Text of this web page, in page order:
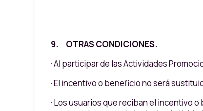
9. OTRAS CONDICIONES.
· Al participar de las Actividades
· El incentivo o beneficio no será
· Los usuarios que reciban el incentivo